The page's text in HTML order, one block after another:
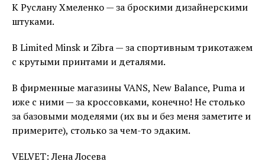
К Руслану Хмеленко — за броскими дизайнерскими
штуками.
В Limited Minsk и Zibra — за спортивным трикотажем
с крутыми принтами и деталями.
В фирменные магазины VANS, New Balance, Puma и
иже с ними — за кроссовками, конечно! Не столько
за базовыми моделями (их вы и без меня заметите и
примерите), столько за чем-то эдаким.
VELVET: Лена Лосева